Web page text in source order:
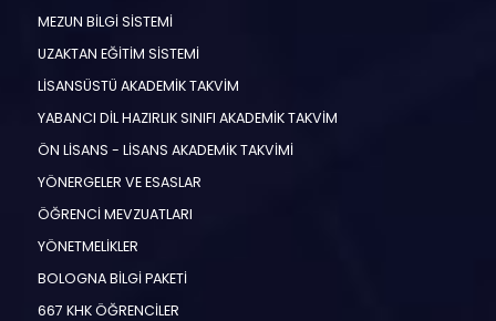
MEZUN BİLGİ SİSTEMİ
UZAKTAN EĞİTİM SİSTEMİ
LİSANSÜSTÜ AKADEMİK TAKVİM
YABANCI DİL HAZIRLIK SINIFI AKADEMİK TAKVİM
ÖN LİSANS - LİSANS AKADEMİK TAKVİMİ
YÖNERGELER VE ESASLAR
ÖĞRENCİ MEVZUATLARI
YÖNETMELİKLER
BOLOGNA BİLGİ PAKETİ
667 KHK ÖĞRENCİLER